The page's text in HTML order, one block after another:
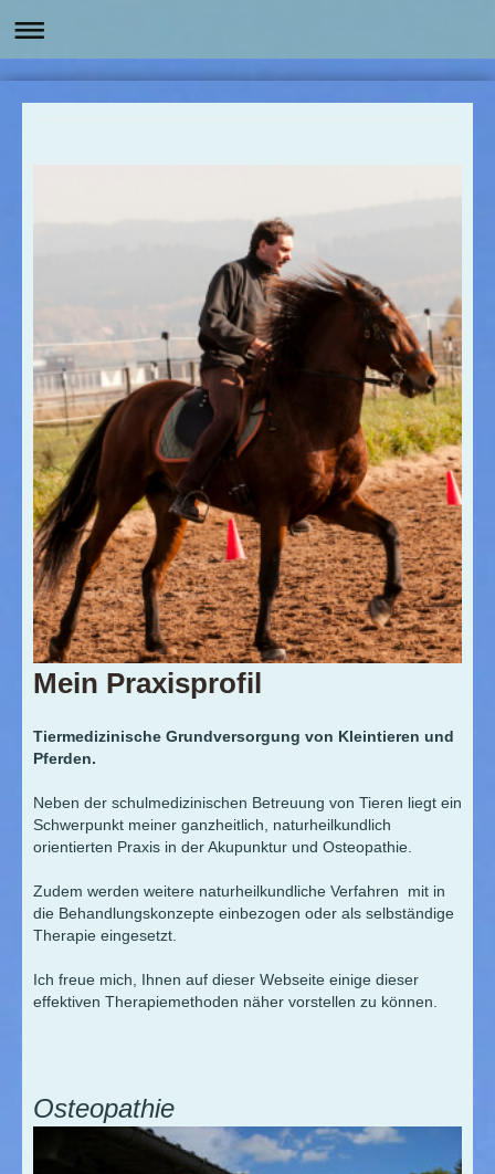
Mein Praxisprofil
Tiermedizinische Grundversorgung von Kleintieren und
Pferden.
Neben der schulmedizinischen Betreuung von Tieren liegt ein
Schwerpunkt meiner ganzheitlich, naturheilkundlich
orientierten Praxis in der Akupunktur und Osteopathie.
Zudem werden weitere naturheilkundliche Verfahren mit in
die Behandlungskonzepte einbezogen oder als selbständige
Therapie eingesetzt.
Ich freue mich, Ihnen auf dieser Webseite einige dieser
effektiven Therapiemethoden näher vorstellen zu können.
Osteopathie